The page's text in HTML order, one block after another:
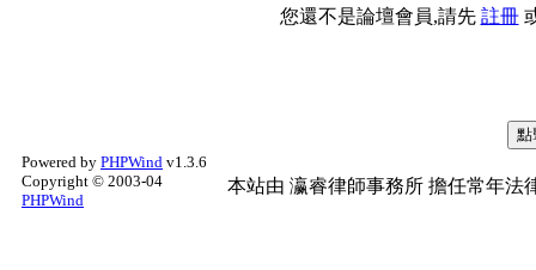
您還不是論壇會員,請先 註冊
Powered by PHPWind v1.3.6
Copyright © 2003-04
PHPWind
本站由 瀛睿律師事務所 擔任常年法